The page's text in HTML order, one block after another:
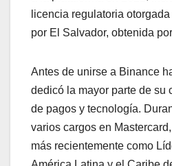
licencia regulatoria
por El Salvador, obtenida
Antes de unirse a Binance
dedicó la mayor parte de su
de pagos y tecnología.
varios cargos en
más recientemente como